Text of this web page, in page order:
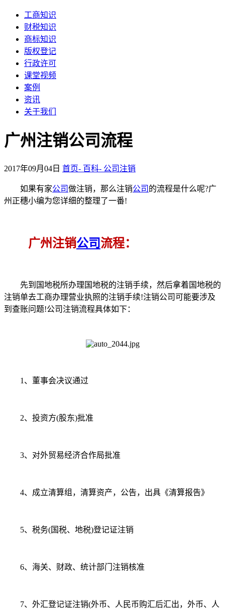
工商知识
财税知识
商标知识
版权登记
行政许可
课堂视频
案例
资讯
关于我们
广州注销公司流程
2017年09月04日 首页- 百科- 公司注销
如果有家公司做注销，那么注销公司 的流程是什么呢?广
州正穗小编为您详细的整理了一番!
广州注销公司流程：
先到国地税所办理国地税的注销手续，然后拿着国地税的
注销单去工商办理营业执照的注销手续!注销公司可能要涉及
到查账问题!公司注销流程具体如下：
1、董事会决议通过
2、投资方(股东)批准
3、对外贸易经济合作局批准
4、成立清算组，清算资产，公告，出具《清算报告》
5、税务(国税、地税)登记证注销
6、海关、财政、统计部门注销核准
7、外汇登记证注销(外币、人民币购汇后汇出，外币、人